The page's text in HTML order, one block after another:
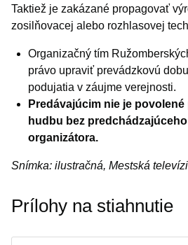
Taktiež je zakázané propagovať
zosilňovacej alebo rozhlasovej
Organizačný tím
právo upraviť prevádzkovú
podujatia v záujme verejnosti.
Predávajúcim nie je
hudbu bez
organizátora.
Snímka: ilustračná, Mestská
Prílohy na stiahnutie